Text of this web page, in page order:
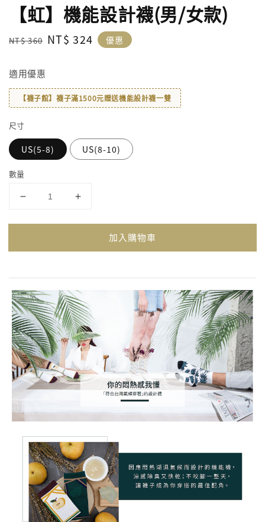
【虹】機能設計襪(男/女款)
Regular
NT$ 360 Sale
NT$ 324 優惠
適用優惠
【襪子館】襪子滿1500元贈送機能設計襪一雙
尺寸
US(5-8) US(8-10)
數量
加入購物車